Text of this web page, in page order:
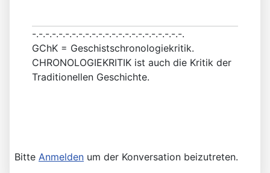
-.-.-.-.-.-.-.-.-.-.-.-.-.-.-.-.-.-.-.-.-.-.-.
GChK = Geschistschronologiekritik.
CHRONOLOGIEKRITIK ist auch die Kritik der
Traditionellen Geschichte.
Bitte Anmelden um der Konversation beizutreten.